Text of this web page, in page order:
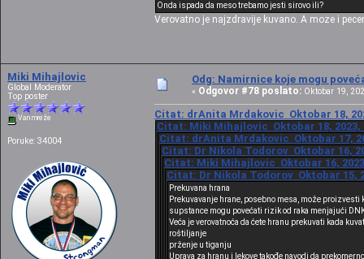
Onda ispada da meso trebamo jesti sirovo ili?
Verovatno je najzdravije kuvano. A moze i
Miki Mihajlovic
Global Moderator
Top poster
Van mreže
Poruke: 34004
Odg: Namirnice koje mogu
« Odgovor #78 poslato: Oktobar 19,
Citat: drAnita Mrdakovic Oktobar 18,
Citat: Miki Mihajlovic Oktobar 18, 2023,
Citat: drAnita Mrdakovic Oktobar 17,
Citat: Dr Nikola Todorov Oktobar 16,
Citat: Miki Mihajlovic Oktobar 16,
Citat: Dr Nikola Todorov Oktobar 15,
Prekuvana hrana
Prekuvavanje hrane, posebno mesa, može
supstance mogu povećati rizik od raka menjajući
Veća je verovatnoća da ćete hranu prekuvati kada
roštiljanje
prženje u tiganju
Uprava za hranu i lekove takođe navodi da